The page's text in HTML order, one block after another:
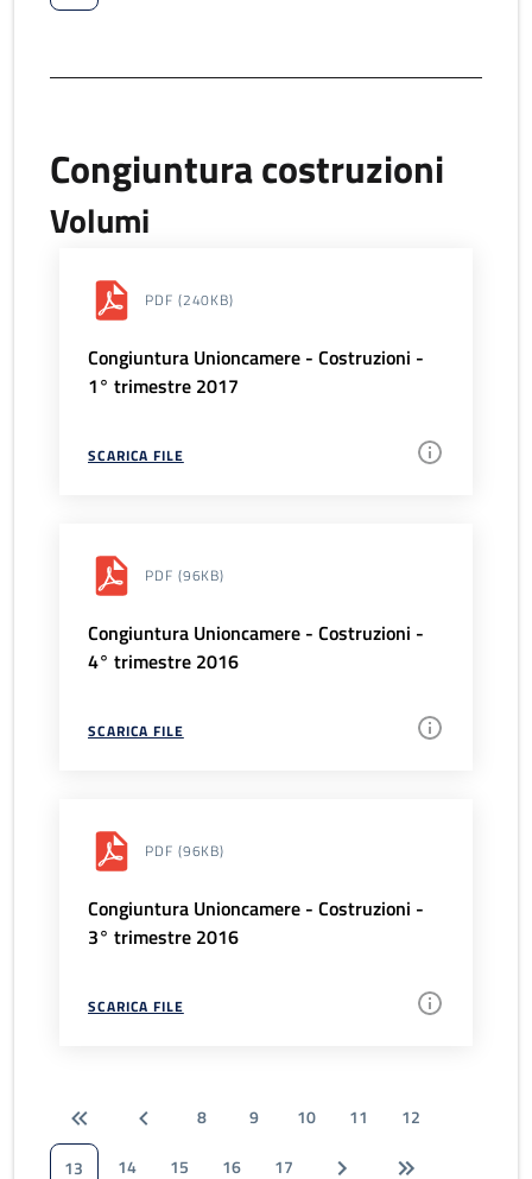
Congiuntura costruzioni
Volumi
PDF (240KB)
Congiuntura Unioncamere - Costruzioni -
1° trimestre 2017
SCARICA FILE
PDF (96KB)
Congiuntura Unioncamere - Costruzioni -
4° trimestre 2016
SCARICA FILE
PDF (96KB)
Congiuntura Unioncamere - Costruzioni -
3° trimestre 2016
SCARICA FILE
8 9 10 11
12
13
14 15 16 17